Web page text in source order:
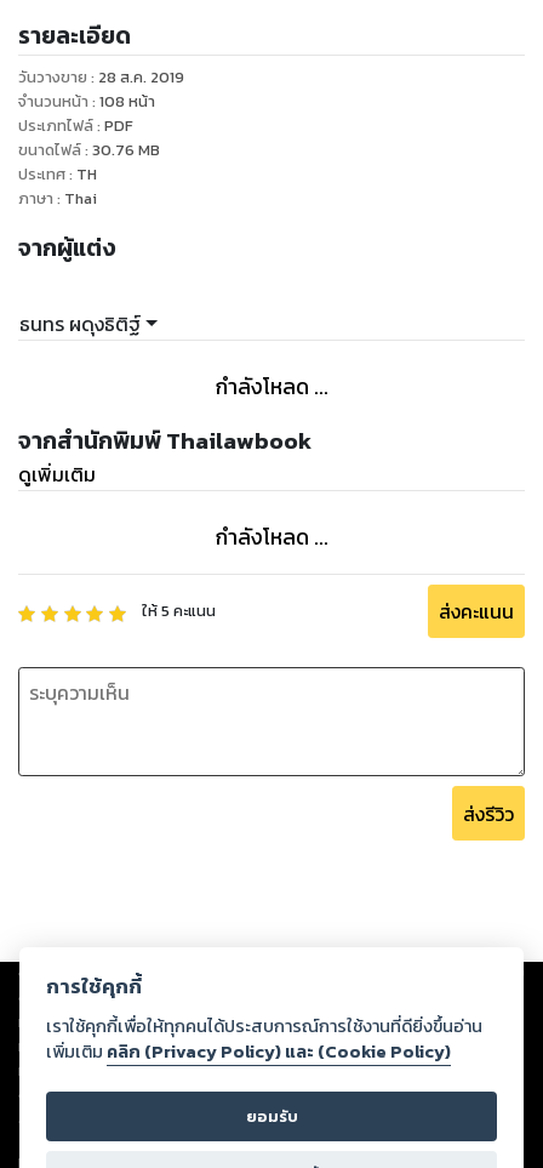
แก่...สตรี ...ย่อมไม่ถือว่าเป็นการเลือกปฏิบัติโดยไม่เป็นธรรมตาม
วรรคสาม” มาตรา 71 “รัฐพึงให้ความช่วยเหลือ.. สตรี ...ให้สามารถ
ดำรงชีวิตได้อย่างมีคุณภาพ และคุ้มครองป้องกันมิให้บุคคลดัง
กล่าวถูกใช้ความรุนแรงหรือปฏิบัติอย่างไม่เป็นธรรม รวมตลอดทั้ง
ให้การบำบัด ฟื้นฟูและเยียวยาผู้ถูกกระทำการดังกล่าว”
ในปัจจุบันมีกฎหมายที่บัญญัติเกี่ยวกับการคุ้มครองสิทธิของ “ผู้
หญิง พ.ศ. 2551 นอกจากนี้ยังมีข้อกฎหมายที่บัญญัติเกี่ยวกับการ
จำนวนมากถึง 98 ฉบับ 225 มาตรา ผู้เขียนจึงได้ทำการรวบรวม
และทำการไฮไลท์ คำศัพท์/คำค้น ข้อกฎหมายสิทธิ “ผู้หญิง และ
ทางกฎหมายดังกล่าวโดยสะดวก รวดเร็วต่อไป
รายละเอียด
วันวางขาย : 28 ส.ค. 2019
จำนวนหน้า : 108 หน้า
ประเภทไฟล์: PDF
ขนาดไฟล์: 30.76 MB
ประเทศ: TH
ภาษา : Thai
จากผู้แต่ง
ธนทร ผดุงธิติฐ์
กำลังโหลด ...
จากสำนักพิมพ์ Thailawbook
ดูเพิ่มเติม
กำลังโหลด ...
ให้5 คะแนน ส่งคะแนน
ส่งรีวิว
Copyright © 2026
ต่อผลงานหรือเนื้อหาใดที่อัปโหลดผ่านเว็บไซต์และปรากฏว่าละเมิดสิทธิใน
ทรัพย์สินทางปัญญาของบุคคลอื่นหรือขัดต่อกฎหมายและศีลธรรม ดังนั้น ผู้อ่าน
ทุกท่านโปรดใช้วิจารณญาณในการกลั่นกรองด้วยตนเอง และหากท่านพบว่าส่วน
หนึ่งส่วนใดขัดต่อกฎหมายและศีลธรรม กรุณาแจ้งมายังบริษัท เพื่อทีมงานจะได้
ดำเนินการในทันที ทั้งนี้ ทางสตอรี่ล็อกขอสงวนลิขสิทธิ์ตามพระราชบัญญัติ
ลิขสิทธิ์ พ.ศ. 2537 (ฉบับล่าสุด)
For support: member@ookbee.com
การใช้คุกกี้
เราใช้คุกกี้เพื่อให้ทุกคนได้ประสบการณ์การใช้งานที่ดียิ่งขึ้นอ่าน
เพิ่มเติม คลิก (Privacy Policy) และ (Cookie Policy)
ยอมรับ